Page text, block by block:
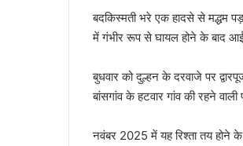
बदकिस्मती भरे एक हादसे से मद्धम
में गंभीर रूप से घायल होने के बाद
बुधवार को दुल्हन के दरवाजे पर
बांसगांव के हटवार गांव की रहने
नवंबर 2025 में यह रिश्ता तय होने